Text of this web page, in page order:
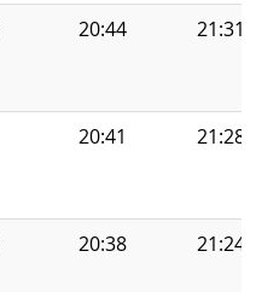
20:44 21:31
20:41 21:28
20:38 21:24